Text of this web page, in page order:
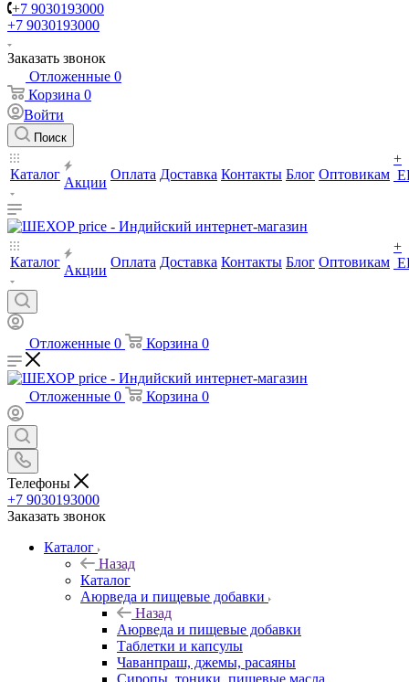
+7 9030193000
+7 9030193000
Заказать звонок
Отложенные 0
Корзина 0
Войти
Поиск
Каталог
Акции
Оплата Доставка Контакты Блог Оптовикам
+
Каталог
Акции
Оплата Доставка Контакты Блог Оптовикам
+
Отложенные 0 Корзина 0
Отложенные 0 Корзина 0
Телефоны
+7 9030193000
Заказать звонок
Каталог
Назад
Каталог
Аюрведа и пищевые добавки
Назад
Аюрведа и пищевые добавки
Таблетки и капсулы
Чаванпраш, джемы, расаяны
Сиропы, тоники, пищевые масла